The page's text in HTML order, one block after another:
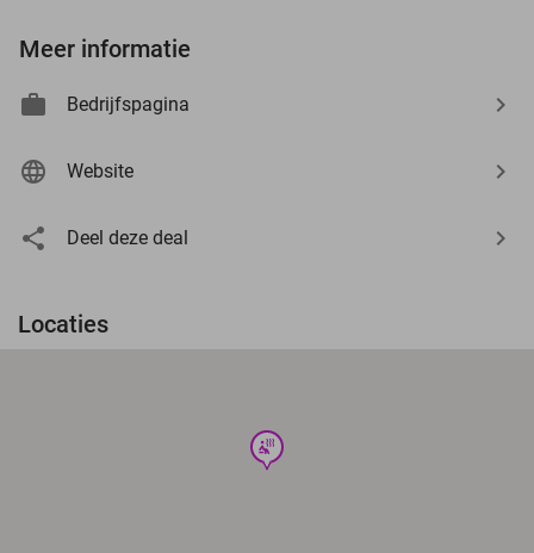
Meer informatie
Bedrijfspagina
Website
Deel deze deal
Locaties
wellness